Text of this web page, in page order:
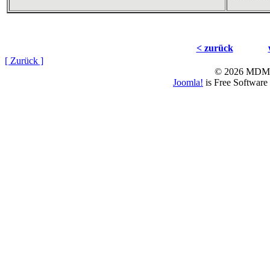
< zurück
[ Zurück ]
© 2026
Joomla! is Free